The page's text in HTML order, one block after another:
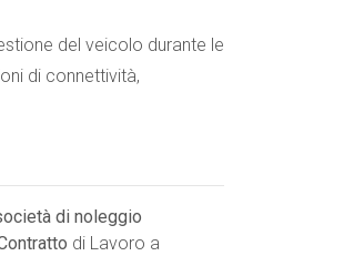
del veicolo durante le
di connettività,
di noleggio
di Lavoro a